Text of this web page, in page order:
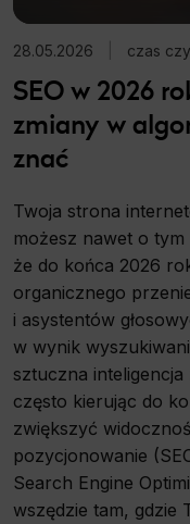
28.05.2026 czas
SEO w 2026
zmiany w
znać
Twoja strona
możesz nawet o
że do końca 2026
organicznego
i asystentów
w wynik
sztuczna
często kierując do
zwiększyć
pozycjonowanie
Search Engine
wszędzie tam, gdzie